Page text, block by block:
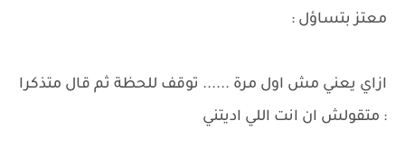
معتز بتساؤل :
ازاي يعني مش اول مرة ...... توقف للحظة ثم قال متذكرا
: متقولش ان انت اللي اديتني